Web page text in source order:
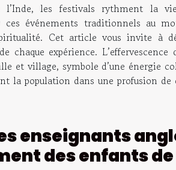
les festivals rythment la
ces événements traditionnels au
Cet article vous invite à
expérience.
et village, symbole d’une énergie
la population dans une profusion de
enseignants
des enfants de